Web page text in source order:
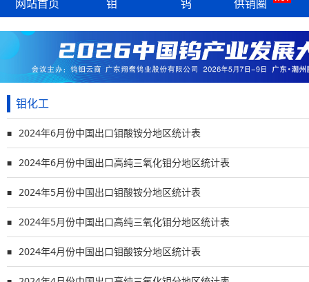
网站首页 钼 钨 供销圈
钼化工
■ 2024年6月份中国出口钼酸铵分地区统计表
■ 2024年6月份中国出口高纯三氧化钼分地区统计表
■ 2024年5月份中国出口钼酸铵分地区统计表
■ 2024年5月份中国出口高纯三氧化钼分地区统计表
■ 2024年4月份中国出口钼酸铵分地区统计表